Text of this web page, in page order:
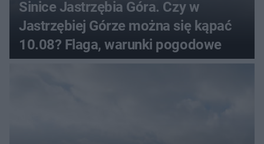
Sinice Jastrzębia Góra. Czy w
Jastrzębiej Górze można się kąpać
10.08? Flaga, warunki pogodowe